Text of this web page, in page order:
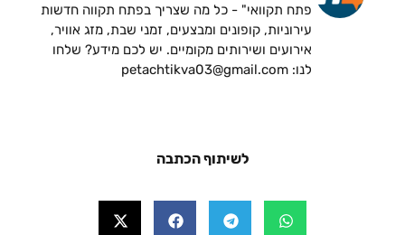
פתח תקוואי" - כל מה שצריך בפתח תקווה חדשות
עירוניות, קופונים ומבצעים, זמני שבת, מזג אוויר,
אירועים ושירותים מקומיים. יש לכם מידע? שלחו
לנו: petachtikva03@gmail.com
לשיתוף הכתבה